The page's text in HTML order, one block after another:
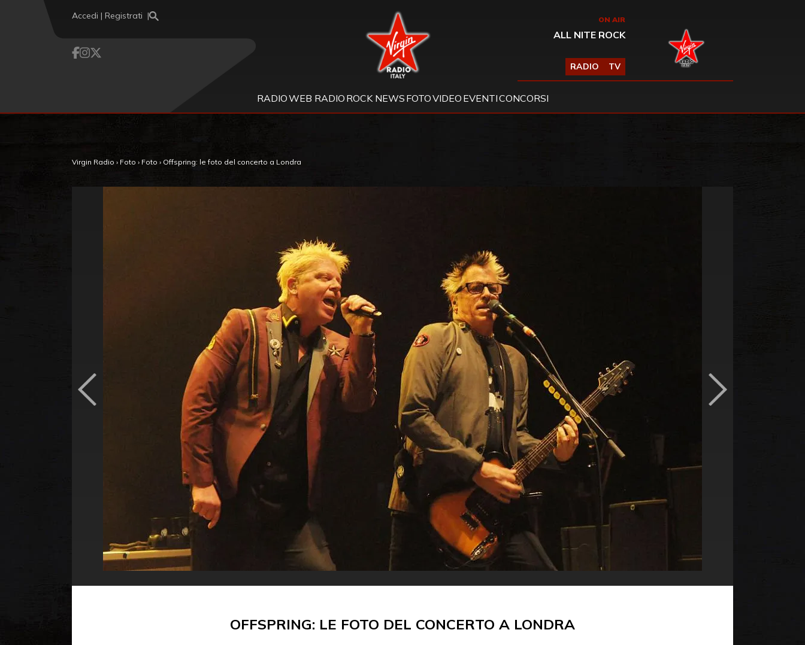
Accedi | Registrati Virgin Radio ON AIR
ALL NITE ROCK
RADIO TV
RADIOWEB RADIO ROCK NEWS FOTOVIDEO EVENTICONCORSI
Virgin Radio › Foto › Foto › Offspring: le foto del concerto a Londra
OFFSPRING: LE FOTO DEL CONCERTO A LONDRA